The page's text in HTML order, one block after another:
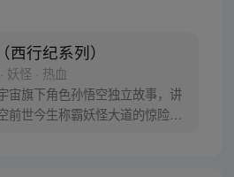
西行纪系列）
妖怪 · 热血
宙旗下角色孙悟空独立故事，讲
前世今生称霸妖怪大道的惊险历